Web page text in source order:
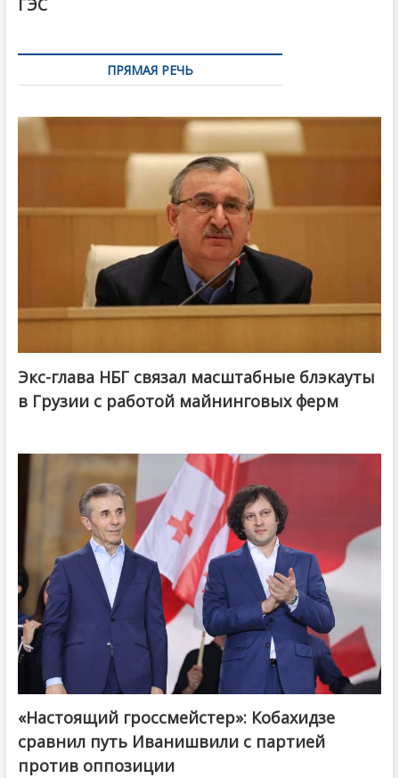
ГЭС
ПРЯМАЯ РЕЧЬ
Экс-глава НБГ связал масштабные блэкауты
в Грузии с работой майнинговых ферм
@ქართული ოცნება / Georgian Dream
«Настоящий гроссмейстер»: Кобахидзе
сравнил путь Иванишвили с партией
против оппозиции